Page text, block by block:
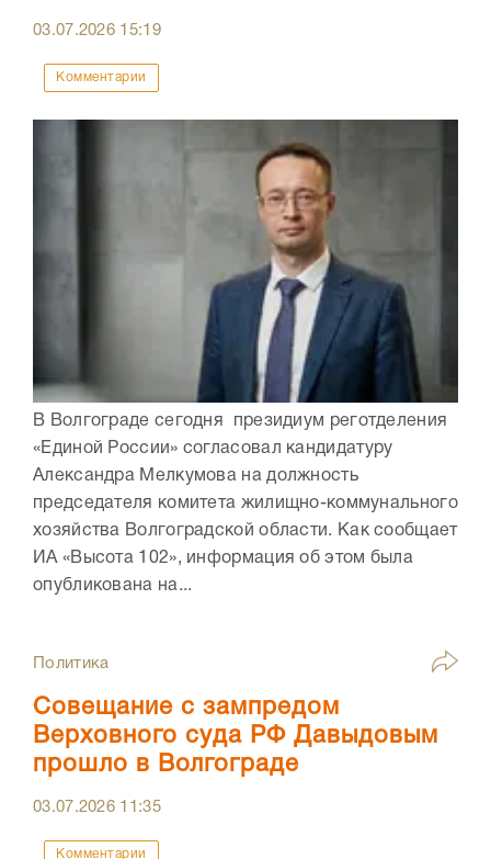
03.07.2026 15:19
Комментарии
В Волгограде сегодня президиум реготделения
«Единой России» согласовал кандидатуру
Александра Мелкумова на должность
председателя комитета жилищно-коммунального
хозяйства Волгоградской области. Как сообщает
ИА «Высота 102», информация об этом была
опубликована на...
Политика
Совещание с зампредом
Верховного суда РФ Давыдовым
прошло в Волгограде
03.07.2026 11:35
Комментарии